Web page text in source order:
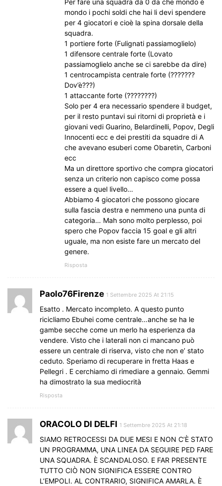
Per fare una squadra da 0 da che mondo è
mondo i pochi soldi che hai li devi spendere
per 4 giocatori e cioè la spina dorsale della
squadra.
1 portiere forte (Fulignati passiamoglielo)
1 difensore centrale forte (Lovato
passiamoglielo anche se ci sarebbe da dire)
1 centrocampista centrale forte (???????
Dov’è???)
1 attaccante forte (????????)
Solo per 4 era necessario spendere il budget,
per il resto puntavi sui ritorni di proprietà e i
giovani vedi Guarino, Belardinelli, Popov, Degli
Innocenti ecc e dei prestiti da squadre di A
che avevano esuberi come Obaretin, Carboni
ecc
Ma un direttore sportivo che compra giocatori
senza un criterio non capisco come possa
essere a quel livello…
Abbiamo 4 giocatori che possono giocare
sulla fascia destra e nemmeno una punta di
categoria… Mah sono molto perplesso, poi
spero che Popov faccia 15 goal e gli altri
uguale, ma non esiste fare un mercato del
genere.
Risposta
Paolo76Firenze 1 Settembre 2025 At 21:15
Esatto . Mercato incompleto. A questo punto
ricicliamo Ebuhei come centrale…anche se ha le
gambe secche come un merlo ha esperienza da
vendere. Visto che i laterali non ci mancano può
essere un centrale di riserva, visto che non e’ stato
ceduto. Speriamo di recuperare in fretta Haas e
Pellegri . E cerchiamo di rimediare a gennaio. Gemmi
ha dimostrato la sua mediocrità
Risposta
ORACOLO DI DELFI 1 Settembre 2025 At 21:18
SIAMO RETROCESSI DA DUE MESI E NON C’È STATO
UN PROGRAMMA, UNA LINEA DA SEGUIRE PED FARE
UNA SQUADRA. È SCANDALOSO. E FAR PRESENTE
TUTTO CIÒ NON SIGNIFICA ESSERE CONTRO
L’EMPOLI. AL CONTRARIO, SIGNIFICA AMARLA. È